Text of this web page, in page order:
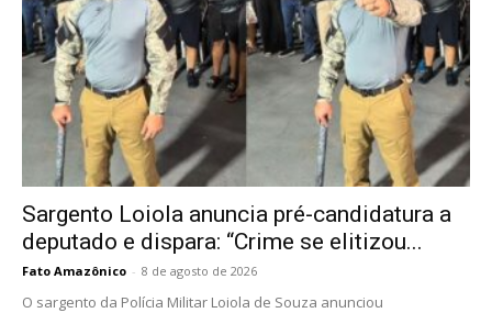
Sargento Loiola anuncia pré-candidatura a
deputado e dispara: “Crime se elitizou...
Fato Amazônico - 8 de agosto de 2026
O sargento da Polícia Militar Loiola de Souza anunciou